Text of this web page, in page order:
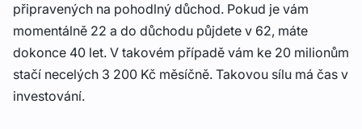
připravených na pohodlný důchod. Pokud je vám
momentálně 22 a do důchodu půjdete v 62, máte
dokonce 40 let. V takovém případě vám ke 20 milionům
stačí necelých 3 200 Kč měsíčně. Takovou sílu má čas v
investování.